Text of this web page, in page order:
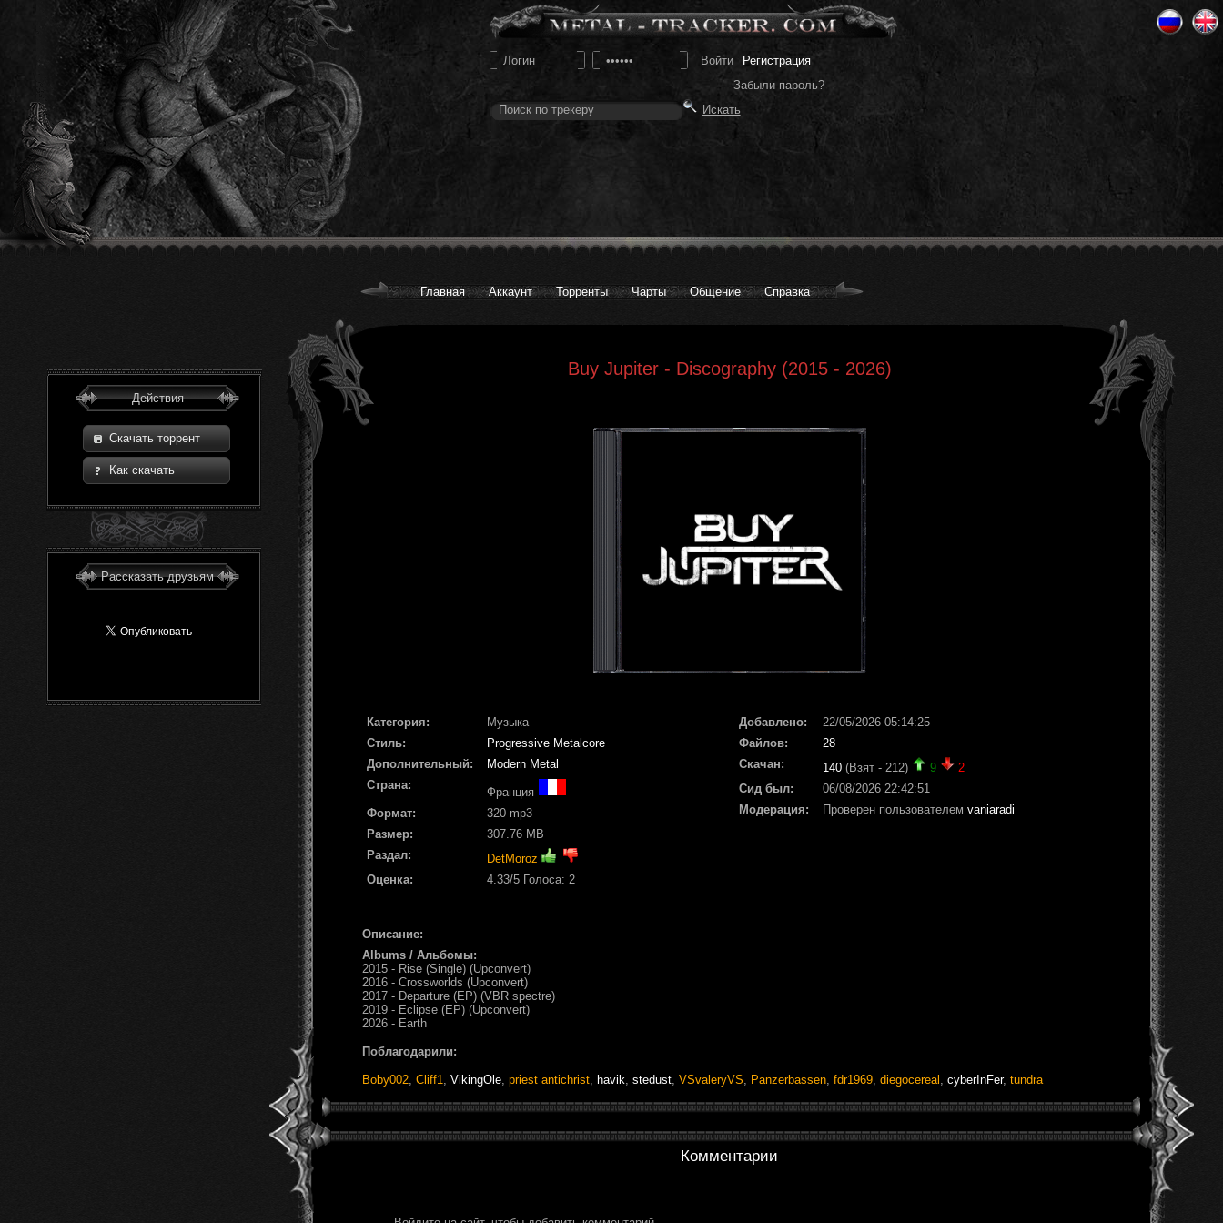
Регистрация
Забыли пароль?
Главная Аккаунт Торренты Чарты Общение Справка
Действия
Скачать торрент
Как скачать
Рассказать друзьям
Buy Jupiter - Discography (2015 - 2026)
Категория:
Музыка
Стиль:
Progressive Metalcore
Дополнительный:
Modern Metal
Страна:
Франция
Формат:
320 mp3
Размер:
307.76 MB
Раздал:
DetMoroz
Оценка:
4.33/5 Голоса: 2
Добавлено:
22/05/2026 05:14:25
Файлов:
28
Скачан:
140 (Взят - 212) 9
2
Сид был:
06/08/2026 22:42:51
Модерация:
Проверен пользователем vaniaradi
Описание:
Albums / Альбомы:
2015 - Rise (Single) (Upconvert)
2016 - Crossworlds (Upconvert)
2017 - Departure (EP) (VBR spectre)
2019 - Eclipse (EP) (Upconvert)
2026 - Earth
Поблагодарили:
Boby002 Cliff1 VikingOle priest antichrist havik stedust VSvaleryVS Panzerbassen fdr1969 diegocereal cyberInFer, tundra
Комментарии